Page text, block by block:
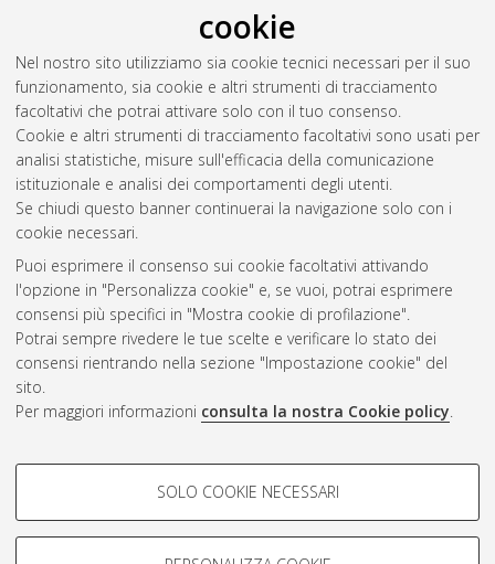
cookie
Nel nostro sito utilizziamo sia cookie tecnici necessari per il suo
funzionamento, sia cookie e altri strumenti di tracciamento
facoltativi che potrai attivare solo con il tuo consenso.
Cookie e altri strumenti di tracciamento facoltativi sono usati per
analisi statistiche, misure sull'efficacia della comunicazione
istituzionale e analisi dei comportamenti degli utenti.
Se chiudi questo banner continuerai la navigazione solo con i
cookie necessari.
Puoi esprimere il consenso sui cookie facoltativi attivando
l'opzione in "Personalizza cookie" e, se vuoi, potrai esprimere
consensi più specifici in "Mostra cookie di profilazione".
Potrai sempre rivedere le tue scelte e verificare lo stato dei
consensi rientrando nella sezione "Impostazione cookie" del
sito.
Per maggiori informazioni consulta la nostra Cookie policy.
COOKIE DI PROFILAZIONE -
Si tratta di cookie utilizzati per analizzare le caratteristiche della
SOLO COOKIE NECESSARI
(2022)Molecular modelling of organic
functional materials, [Dissertation thesis], Alma Mater
Studiorum Università di Bologna. Dottorato di ricerca in
Chimica, 34 Ciclo. DOI 10.48676/unibo/amsdottorato/10361.
Questa lista e' stata generata ilFri Aug 7 20:45:55 2026 CEST
Atom
Rss 1.0
Rss 2.0
ISSN: 2038-7946
Impostazioni Cookie
Informativa sulla privacy
Condizioni d’uso del sito